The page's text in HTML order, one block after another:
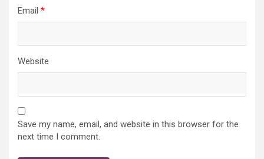
Email *
Website
Save my name, email, and website in this browser for the
next time I comment.